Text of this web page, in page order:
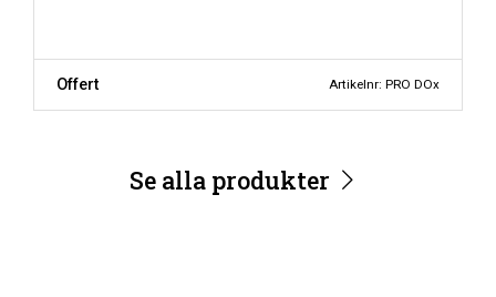
Offert Artikelnr: PRO DOx
Se alla produkter